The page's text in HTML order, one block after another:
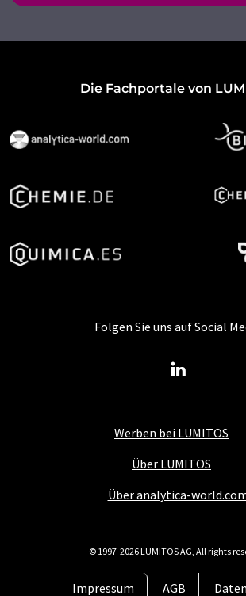
Die Fachportale von
Werben bei LUMITOS
Über LUMITOS
Über analytica-
Impressum AGB
Folgen Sie uns auf Social
© 1997-2026 LUMITOS AG, All rights